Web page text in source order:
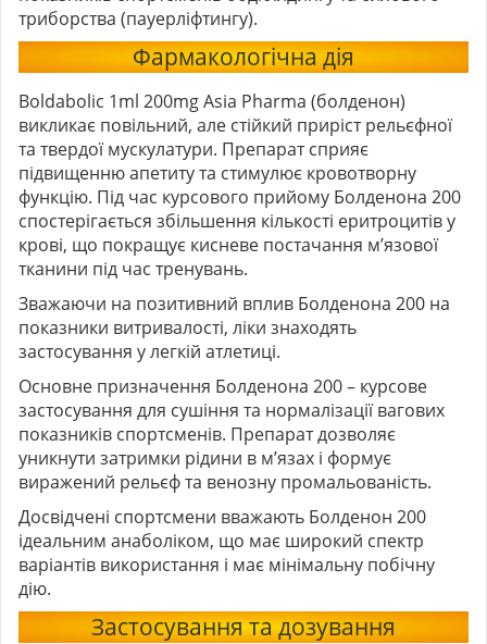
триборства (пауерліфтингу).
Фармакологічна дія
Boldabolic 1ml 200mg Asia Pharma (болденон)
викликає повільний, але стійкий приріст рельєфної
та твердої мускулатури. Препарат сприяє
підвищенню апетиту та стимулює кровотворну
функцію. Під час курсового прийому Болденона 200
спостерігається збільшення кількості еритроцитів у
крові, що покращує кисневе постачання м’язової
тканини під час тренувань.
Зважаючи на позитивний вплив Болденона 200 на
показники витривалості, ліки знаходять
застосування у легкій атлетиці.
Основне призначення Болденона 200 – курсове
застосування для сушіння та нормалізації вагових
показників спортсменів. Препарат дозволяє
уникнути затримки рідини в м’язах і формує
виражений рельєф та венозну промальованість.
Досвідчені спортсмени вважають Болденон 200
ідеальним анаболіком, що має широкий спектр
варіантів використання і має мінімальну побічну
дію.
Застосування та дозування